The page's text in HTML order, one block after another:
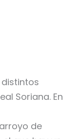
Soriana. En
de